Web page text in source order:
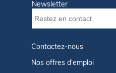
Newsletter
Contactez-nous
Nos offres d'emploi